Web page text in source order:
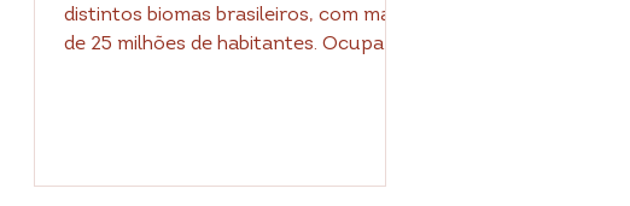
distintos biomas brasileiros, com mais
de 25 milhões de habitantes. Ocupa